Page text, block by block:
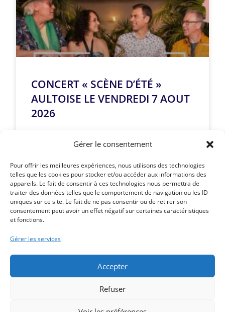
Gérer le consentement
Pour offrir les meilleures expériences, nous utilisons des technologies
telles que les cookies pour stocker et/ou accéder aux informations des
appareils. Le fait de consentir à ces technologies nous permettra de
traiter des données telles que le comportement de navigation ou les ID
uniques sur ce site. Le fait de ne pas consentir ou de retirer son
consentement peut avoir un effet négatif sur certaines caractéristiques
et fonctions.
Gérer les services
Accepter
Refuser
CONCERT « SCÈNE D’ÉTÉ »
AULTOISE LE VENDREDI 7 AOUT
2026
LIRE LA SUITE »
Article précédent
1er CONCERT « SCÈNE D’ÉTÉ » AULTOISE LE SAMEDI
11 JUILLET 2026